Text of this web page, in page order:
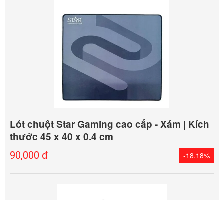
Lót chuột Star Gaming cao cấp - Xám | Kích
thước 45 x 40 x 0.4 cm
90,000 đ -18.18%